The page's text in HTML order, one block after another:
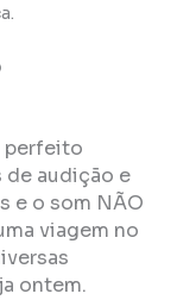
perfeito
de audição e
e o som NÃO
viagem no
ontem.